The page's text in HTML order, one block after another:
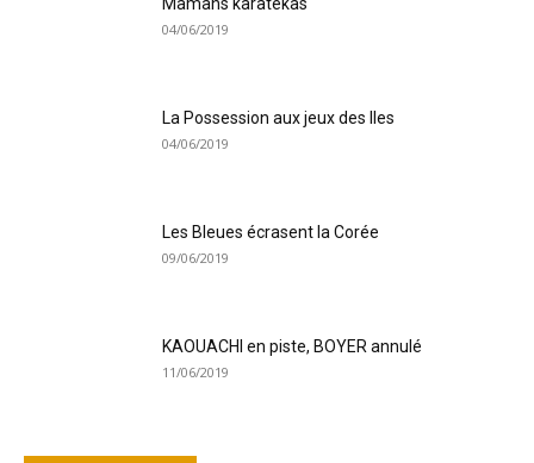
Mamans karatékas
04/06/2019
La Possession aux jeux des Iles
04/06/2019
Les Bleues écrasent la Corée
09/06/2019
KAOUACHI en piste, BOYER annulé
11/06/2019